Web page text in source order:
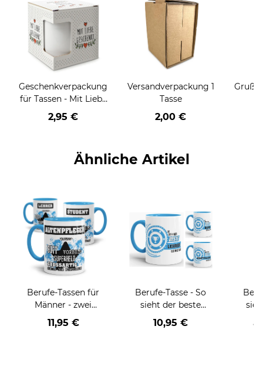
Geschenkverpackung
für Tassen - Mit Liebe
geschenkt
2,95 €
Versandverpackung 1
Tasse
2,00 €
Ähnliche Artikel
Berufe-Tassen für
Männer - zwei
Farbvarianten
11,95 €
Berufe-Tasse - So
sieht der beste
BERUF aus -
verschiedene Berufe
10,95 €